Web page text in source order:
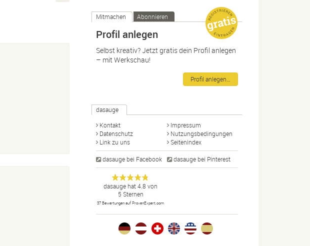
Mitmachen Abonnieren
Profil anlegen
Selbst kreativ? Jetzt gratis dein Profil anlegen
– mit Werkschau!
Profil anlegen…
dasauge
Kontakt
Impressum
Datenschutz
Nutzungsbedingungen
Link zu uns
Seitenindex
dasauge bei Facebook dasauge bei Pinterest
dasauge
Designer,
Fotografen,
Agenturen,
Portfolios
und Jobs.
Anonym
dasauge hat4.8 von
5 Sternen
37 Bewertungen auf ProvenExpert.com